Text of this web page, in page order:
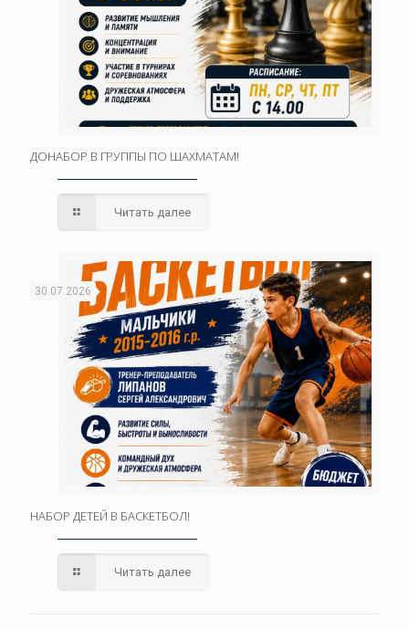
ДОНАБОР В ГРУППЫ ПО ШАХМАТАМ!
Читать далее
30.07.2026
НАБОР ДЕТЕЙ В БАСКЕТБОЛ!
Читать далее